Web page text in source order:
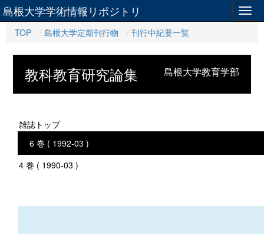
島根大学学術情報リポジトリ
TOP 島根大学定期刊行物 刊行中紀要一覧
島根大学教育学部
教科教育研究論集
雑誌トップ
6 巻 ( 1992-03 )
4 巻 ( 1990-03 )